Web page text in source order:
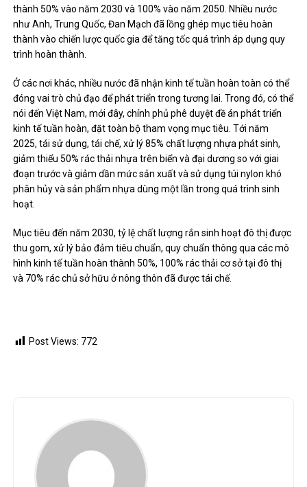
thành 50% vào năm 2030 và 100% vào năm 2050. Nhiều nước
như Anh, Trung Quốc, Đan Mạch đã lồng ghép mục tiêu hoàn
thành vào chiến lược quốc gia để tăng tốc quá trình áp dụng quy
trình hoàn thành.
Ở các nơi khác, nhiều nước đã nhận kinh tế tuần hoàn toàn có thể
đóng vai trò chủ đạo để phát triển trong tương lai. Trong đó, có thể
nói đến Việt Nam, mới đây, chính phủ phê duyệt đề án phát triển
kinh tế tuần hoàn, đặt toàn bộ tham vọng mục tiêu. Tới năm
2025, tái sử dụng, tái chế, xử lý 85% chất lượng nhựa phát sinh,
giảm thiểu 50% rác thải nhựa trên biển và đại dương so với giai
đoạn trước và giảm dần mức sản xuất và sử dụng túi nylon khó
phân hủy và sản phẩm nhựa dùng một lần trong quá trình sinh
hoạt.
Mục tiêu đến năm 2030, tỷ lệ chất lượng rắn sinh hoạt đô thị được
thu gom, xử lý bảo đảm tiêu chuẩn, quy chuẩn thông qua các mô
hình kinh tế tuần hoàn thành 50%, 100% rác thải cơ sở tại đô thị
và 70% rác chủ sở hữu ở nông thôn đã được tái chế.
Post Views: 772